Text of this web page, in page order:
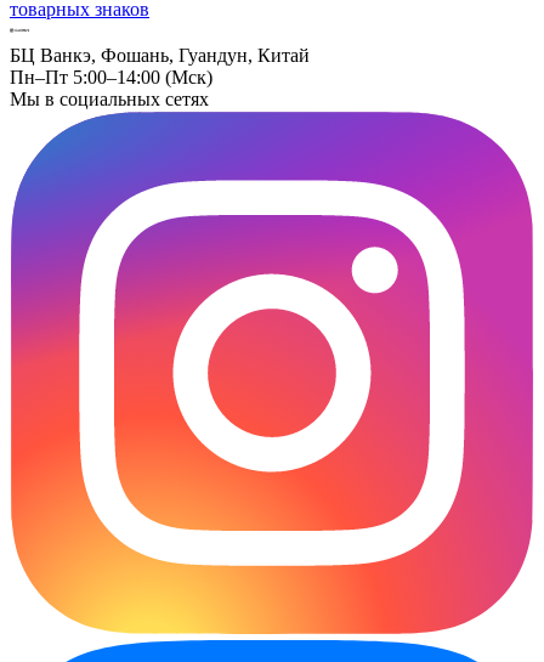
товарных знаков
БЦ Ванкэ, Фошань, Гуандун, Китай
Пн–Пт 5:00–14:00 (Мск)
Мы в социальных сетях